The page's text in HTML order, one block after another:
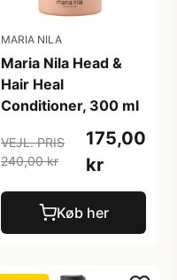
MARIA NILA
Maria Nila Head &
Hair Heal
Conditioner, 300 ml
VEJL. PRIS
240,00 kr
175,00
kr
Køb her